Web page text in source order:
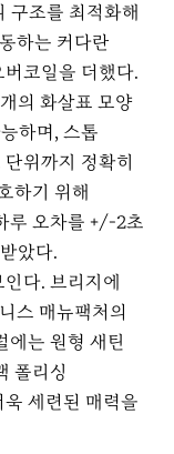
구조를 최적화해
하는 커다란
코일을 더했다.
의 화살표 모양
하며, 스톱
위까지 정확히
하기 위해
루 오차를 +/-2초
았다.
다. 브리지에
스 매뉴팩처의
에는 원형 새틴
폴리싱
세련된 매력을